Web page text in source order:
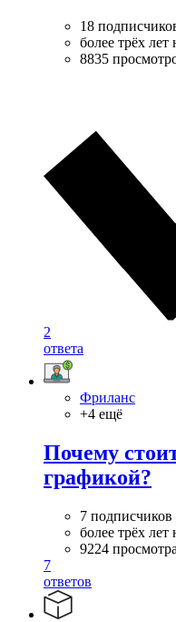
18
более трёх лет
8835
2
ответа
Фриланс
+4 ещё
Почему
графикой?
7 подписчиков
более трёх лет
9224 просмотра
7
ответов